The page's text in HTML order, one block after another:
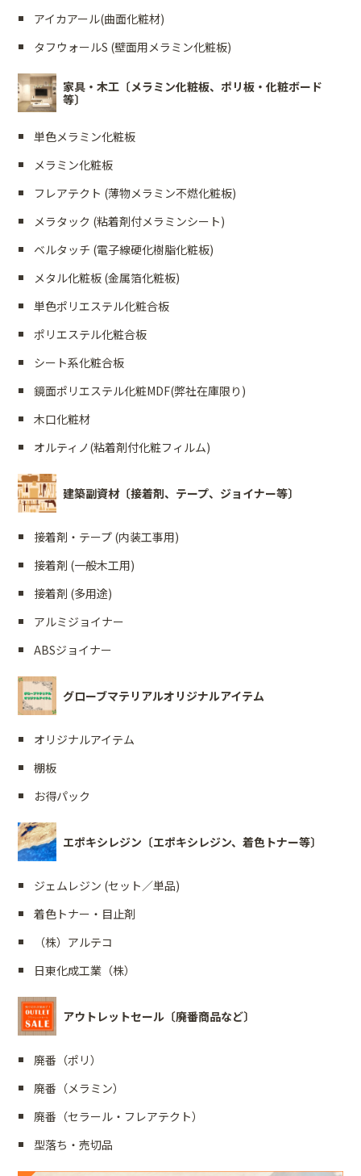
アイカアール(曲面化粧材)
タフウォールS (壁面用メラミン化粧板)
家具・木工〔メラミン化粧板、ポリ板・化粧ボード
等〕
単色メラミン化粧板
メラミン化粧板
フレアテクト (薄物メラミン不燃化粧板)
メラタック (粘着剤付メラミンシート)
ベルタッチ (電子線硬化樹脂化粧板)
メタル化粧板 (金属箔化粧板)
単色ポリエステル化粧合板
ポリエステル化粧合板
シート系化粧合板
鏡面ポリエステル化粧MDF(弊社在庫限り)
木口化粧材
オルティノ(粘着剤付化粧フィルム)
建築副資材〔接着剤、テープ、ジョイナー等〕
接着剤・テープ (内装工事用)
接着剤 (一般木工用)
接着剤 (多用途)
アルミジョイナー
ABSジョイナー
グローブマテリアルオリジナルアイテム
オリジナルアイテム
棚板
お得パック
エポキシレジン〔エポキシレジン、着色トナー等〕
ジェムレジン (セット／単品)
着色トナー・目止剤
（株）アルテコ
日東化成工業（株）
アウトレットセール〔廃番商品など〕
廃番（ポリ）
廃番（メラミン）
廃番（セラール・フレアテクト）
型落ち・売切品